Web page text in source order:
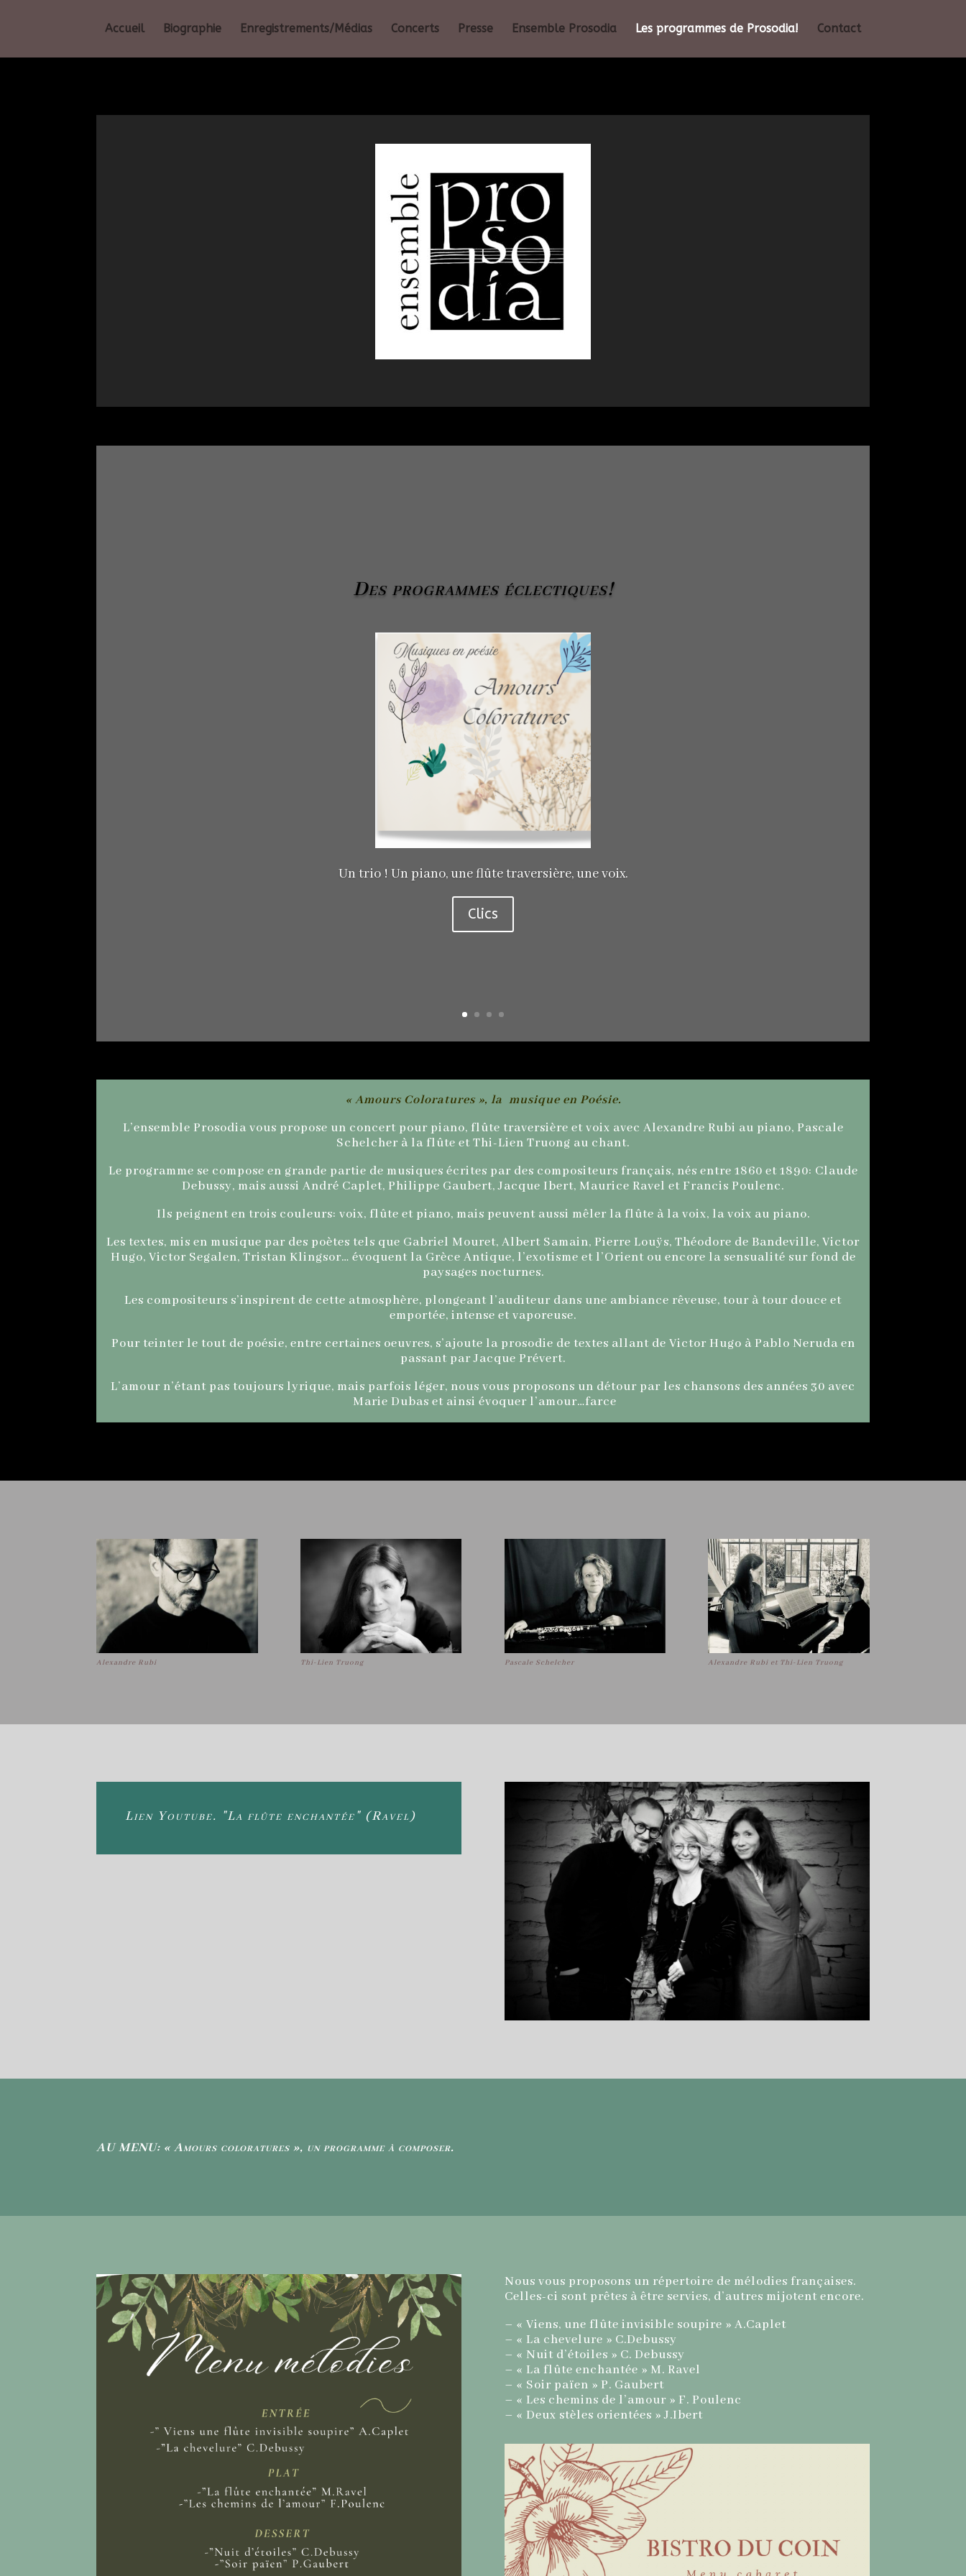
Accueil Biographie Enregistrements/Médias Concerts Presse Ensemble Prosodia Les programmes de Prosodia! Contact
Des programmes éclectiques!
Un trio ! Un piano, une flûte traversière, une voix.
Clics
« Amours Coloratures », la musique en Poésie.
L’ensemble Prosodia vous propose un concert pour piano, flûte traversière et voix avec Alexandre Rubi au piano, Pascale
Schelcher à la flûte et Thi-Lien Truong au chant.
Le programme se compose en grande partie de musiques écrites par des compositeurs français, nés entre 1860 et 1890: Claude
Debussy, mais aussi André Caplet, Philippe Gaubert, Jacque Ibert, Maurice Ravel et Francis Poulenc.
Ils peignent en trois couleurs: voix, flûte et piano, mais peuvent aussi mêler la flûte à la voix, la voix au piano.
Les textes, mis en musique par des poètes tels que Gabriel Mouret, Albert Samain, Pierre Louÿs, Théodore de Bandeville, Victor
Hugo, Victor Segalen, Tristan Klingsor… évoquent la Grèce Antique, l’exotisme et l’Orient ou encore la sensualité sur fond de
paysages nocturnes.
Les compositeurs s’inspirent de cette atmosphère, plongeant l’auditeur dans une ambiance rêveuse, tour à tour douce et
emportée, intense et vaporeuse.
Pour teinter le tout de poésie, entre certaines oeuvres, s’ajoute la prosodie de textes allant de Victor Hugo à Pablo Neruda en
passant par Jacque Prévert.
L’amour n’étant pas toujours lyrique, mais parfois léger, nous vous proposons un détour par les chansons des années 30 avec
Marie Dubas et ainsi évoquer l’amour…farce
Alexandre Rubi Thi-Lien Truong Pascale Schelcher Alexandre Rubi et Thi-Lien Truong
Lien Youtube. "La flûte enchantée" (Ravel)
AU MENU: « Amours coloratures », un programme à composer.
Nous vous proposons un répertoire de mélodies françaises.
Celles-ci sont prêtes à être servies, d’autres mijotent encore.
– « Viens, une flûte invisible soupire » A.Caplet
– « La chevelure » C.Debussy
– « Nuit d’étoiles » C. Debussy
– « La flûte enchantée » M. Ravel
– « Soir païen » P. Gaubert
– « Les chemins de l’amour » F. Poulenc
– « Deux stèles orientées » J.Ibert